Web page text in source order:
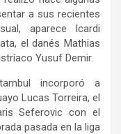
a sus recientes
aparece Icardi
el danés Mathias
Yusuf Demir.
incorporó a
Lucas Torreira, el
Seferovic con el
pasada en la liga